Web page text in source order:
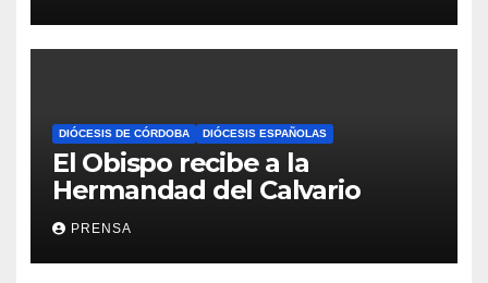
DIÓCESIS DE CÓRDOBA DIÓCESIS ESPAÑOLAS
El Obispo recibe a la
Hermandad del Calvario
PRENSA